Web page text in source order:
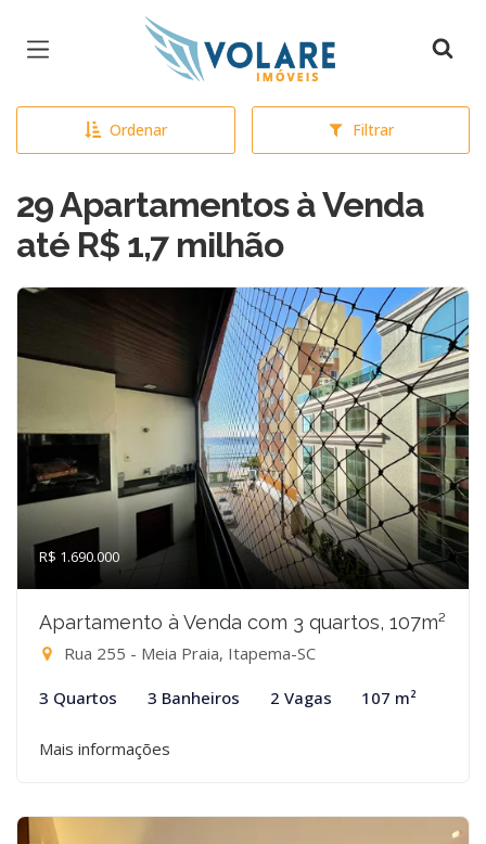
Página inicial
Ordenar Filtrar
29 Apartamentos à Venda
até R$ 1,7 milhão
R$ 1.690.000
Apartamento à Venda com 3 quartos, 107m²
Rua 255 - Meia Praia, Itapema-SC
3 Quartos 3 Banheiros 2 Vagas 107 m²
Mais informações